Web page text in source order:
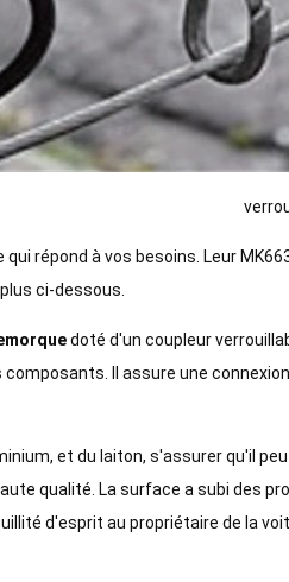
qui répond à vos besoins. Leur
ci-dessous.
doté d'un coupleur
composants. Il assure une
et du laiton, s'assurer qu'il
qualité. La surface a subi des
d'esprit au propriétaire de la